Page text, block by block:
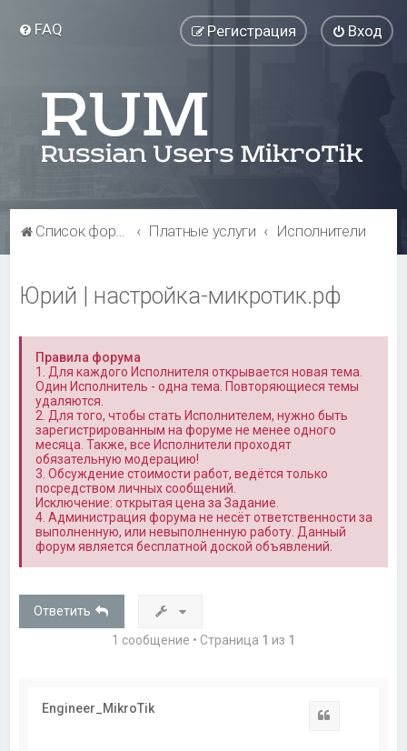
FAQ Вход
Регистрация
Список форумов Платные услуги Исполнители
Юрий | настройка-микротик.рф
Правила форума
1. Для каждого Исполнителя открывается новая тема.
Один Исполнитель - одна тема. Повторяющиеся темы
удаляются.
2. Для того, чтобы стать Исполнителем, нужно быть
зарегистрированным на форуме не менее одного
месяца. Также, все Исполнители проходят
обязательную модерацию!
3. Обсуждение стоимости работ, ведётся только
посредством личных сообщений.
Исключение: открытая цена за Задание.
4. Администрация форума не несёт ответственности за
выполненную, или невыполненную работу. Данный
форум является бесплатной доской объявлений.
Ответить
1 сообщение • Страница 1 из 1
Engineer_MikroTik